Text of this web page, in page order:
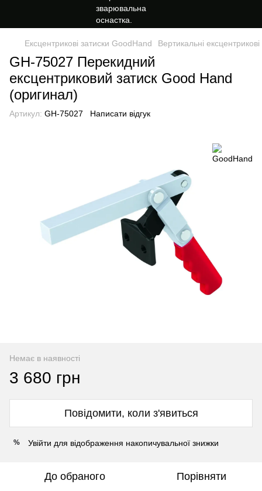
Ексцентрикові затиски GoodHand Вертикальні ексцентрикові
GH-75027 Перекидний
ексцентриковий затиск Good Hand
(оригинал)
Артикул: GH-75027 Написати відгук
Немає в наявності
3 680 грн
Повідомити, коли з'явиться
% Увійти для відображення накопичувальної знижки
До обраного Порівняти